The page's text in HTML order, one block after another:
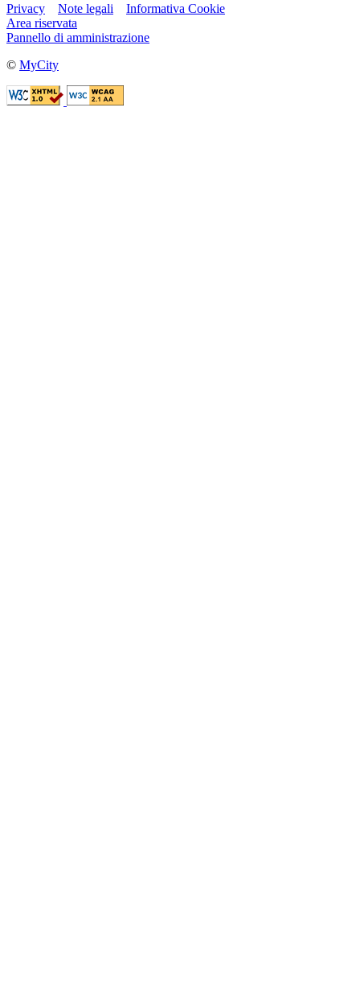
Privacy Note legali
Informativa Cookie
Area riservata
Pannello di amministrazione
© MyCity